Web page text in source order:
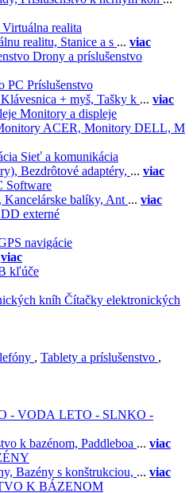
Virtuálna realita
realitu, Stanice a s ... viac
Drony a príslušenstvo
PC Príslušenstvo
Klávesnica + myš, Tašky k ... viac
Monitory a displeje
ACER, Monitory DELL, M
Sieť a komunikácia
Bezdrôtové adaptéry, ... viac
Software
Kancelárske balíky, Ant ... viac
externé
navigácie
viac
kľúče
Čítačky elektronických
, Tablety a príslušenstvo ,
LETO - SLNKO -
k bazénom, Paddleboa ... viac
Bazény s konštrukciou, ... viac